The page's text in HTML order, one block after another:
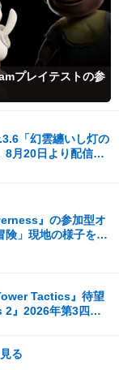
プレイテストの参
「幻雲纏いし灯の
8月20日より配信開
』の参加型オ
険」現地の様子をレ
Tactics』待望
』2026年第3四半
る